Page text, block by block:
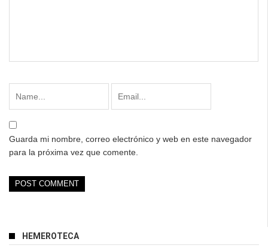
Guarda mi nombre, correo electrónico y web en este navegador
para la próxima vez que comente.
HEMEROTECA